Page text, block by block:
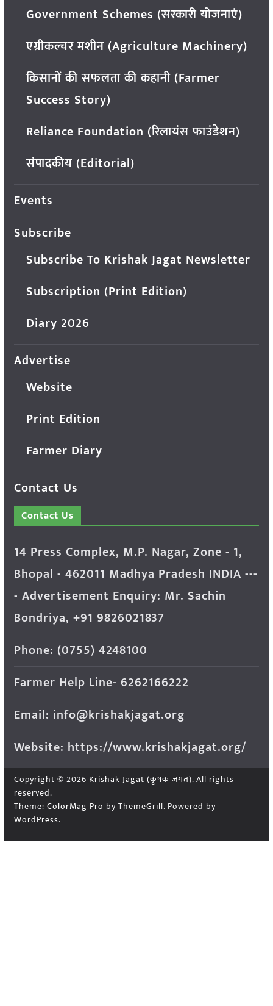
Government Schemes (सरकारी योजनाएं)
एग्रीकल्चर मशीन (Agriculture Machinery)
किसानों की सफलता की कहानी (Farmer
Success Story)
Reliance Foundation (रिलायंस फाउंडेशन)
संपादकीय (Editorial)
Events
Subscribe
Subscribe To Krishak Jagat Newsletter
Subscription (Print Edition)
Diary 2026
Advertise
Website
Print Edition
Farmer Diary
Contact Us
Contact Us
14 Press Complex, M.P. Nagar, Zone - 1,
Bhopal - 462011 Madhya Pradesh INDIA ---
- Advertisement Enquiry: Mr. Sachin
Bondriya, +91 9826021837
Phone: (0755) 4248100
Farmer Help Line- 6262166222
Email: info@krishakjagat.org
Website: https://www.krishakjagat.org/
Copyright © 2026 Krishak Jagat (कृषक जगत). All rights
reserved.
Theme: ColorMag Pro by ThemeGrill. Powered by
WordPress.